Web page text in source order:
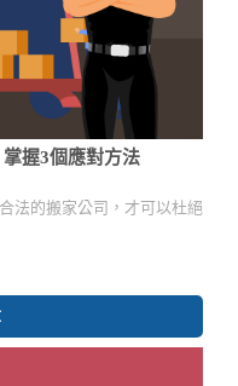
掌握3個應對方法
法的搬家公司，才可以杜絕